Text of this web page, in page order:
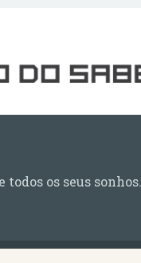
todos os seus sonhos.